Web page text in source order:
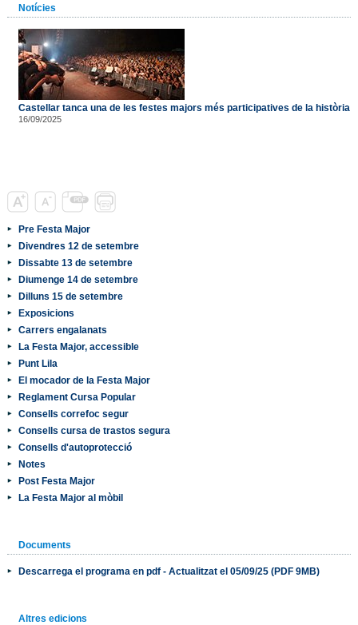
Notícies
Castellar tanca una de les festes majors més participatives de la història
16/09/2025
Pre Festa Major
Divendres 12 de setembre
Dissabte 13 de setembre
Diumenge 14 de setembre
Dilluns 15 de setembre
Exposicions
Carrers engalanats
La Festa Major, accessible
Punt Lila
El mocador de la Festa Major
Reglament Cursa Popular
Consells correfoc segur
Consells cursa de trastos segura
Consells d'autoprotecció
Notes
Post Festa Major
La Festa Major al mòbil
Documents
Descarrega el programa en pdf - Actualitzat el 05/09/25 (PDF 9MB)
Altres edicions